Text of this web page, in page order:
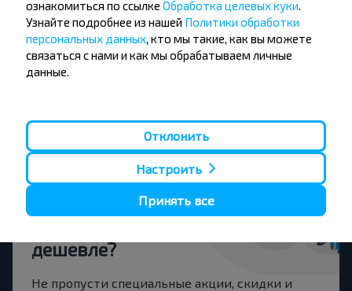
Белосток
Купить
Байки
путешествовать
дешевле?
Не пропусти специальные акции, скидки и
ознакомиться по ссылке Обработка целевых куки
Узнайте подробнее из нашей Политики обработки
персональных данных , кто мы такие, как вы можете
связаться с нами и как мы обрабатываем личные
данные.
Отклонить
Настроить
Принять все